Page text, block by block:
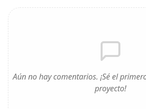
Aún no hay comentarios. ¡Sé el
proyecto!